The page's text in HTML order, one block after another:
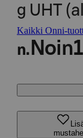
g UHT
Kaikki Onni-
n. Noin